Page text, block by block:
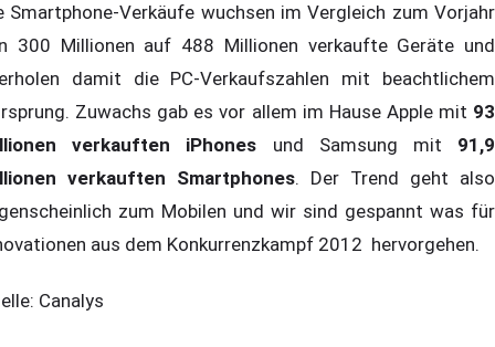
Smartphone-Verkäufe wuchsen im Vergleich zum Vorjahr
300 Millionen auf 488 Millionen verkaufte Geräte und
damit die PC-Verkaufszahlen mit beachtlichem
Zuwachs gab es vor allem im Hause Apple mit 93
verkauften iPhones und Samsung mit 91,9
verkauften Smartphones. Der Trend geht also
zum Mobilen und wir sind gespannt was für
aus dem Konkurrenzkampf 2012 hervorgehen.
Canalys